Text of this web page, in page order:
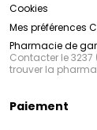
Cookies
Mes préférences
Pharmacie de
Contacter le
trouver la
Paiement